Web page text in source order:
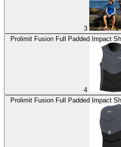
3
Prolimit Fusion Full Padded Impact Shield
4
Prolimit Fusion Full Padded Impact Shield